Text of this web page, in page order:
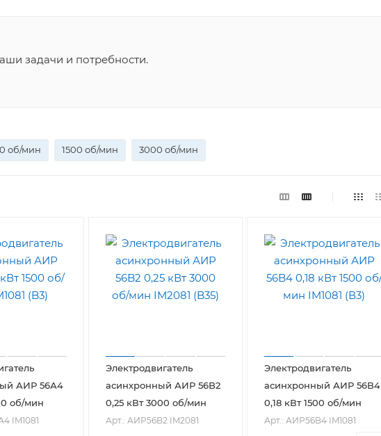
задачи и потребности.
об/мин 1500 об/мин 3000 об/мин
АИР 56А4
об/мин
IM1081
Электродвигатель
асинхронный АИР 56B2
0,25 кВт 3000 об/мин
Арт.: АИР56B2 IM2081
Электродвигатель
асинхронный АИР 56B4
0,18 кВт 1500 об/мин
Арт.: АИР56B4 IM1081